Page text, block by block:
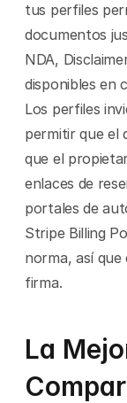
tus perfiles
documentos
NDA,
disponibles en
Los perfiles
permitir que el
que el
enlaces de
portales de
Stripe Billing
norma, así
firma.
La